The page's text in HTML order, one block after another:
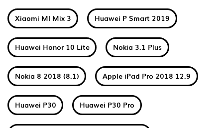
Xiaomi MI Mix 3 Huawei P Smart 2019
Huawei Honor 10 Lite Nokia 3.1 Plus
Nokia 8 2018 (8.1) Apple iPad Pro 2018 12.9
Huawei P30 Huawei P30 Pro